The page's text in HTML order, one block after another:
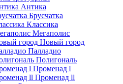
Антика
Брусчатка
Классика
Мегаполис
Новый город
Палладио
Полигональ
Променад l
Променад ll